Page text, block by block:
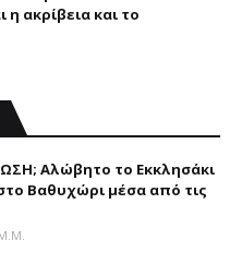
η ακρίβεια και το
Aλώβητο το Eκκλησάκι
Bαθυχώρι μέσα από τις
Μ.μ.